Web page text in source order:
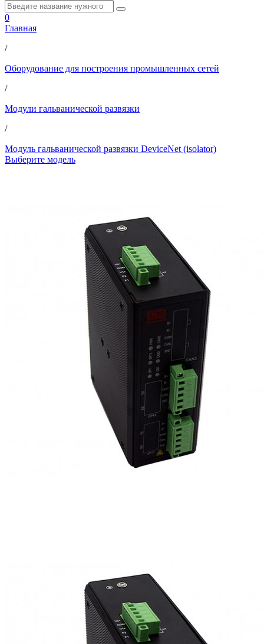
0
Главная
/
Оборудование для построения промышленных сетей
/
Модули гальванической развязки
/
Модуль гальванической развязки DeviceNet (isolator)
Выберите модель